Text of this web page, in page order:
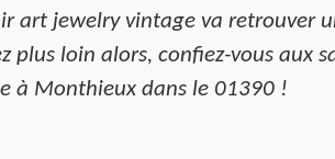
art jewelry vintage va retrouver
plus loin alors, confiez-vous aux
à Monthieux dans le 01390 !